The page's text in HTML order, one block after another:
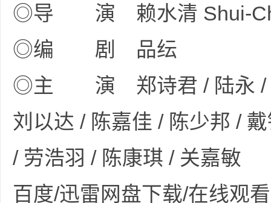
◎导 演 赖水清 Shui-
◎编 剧 品纭
◎主 演 郑诗君 / 陆永 /
刘以达 / 陈嘉佳 / 陈少邦 /
/ 劳浩羽 / 陈康琪 / 关嘉敏
百度/迅雷网盘下载/在线观看 ·